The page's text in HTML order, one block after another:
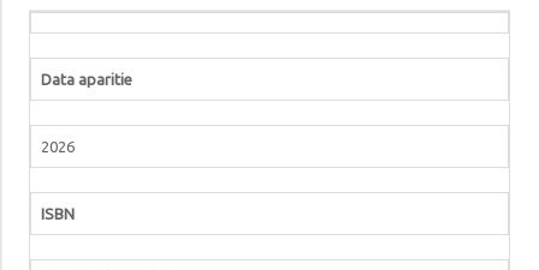
Data aparitie
2026
ISBN